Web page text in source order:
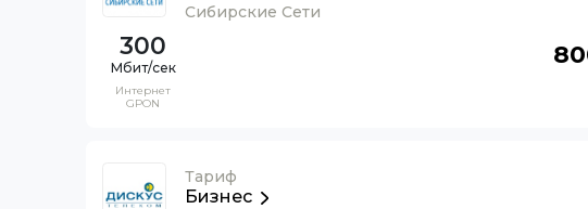
Сибирские Сети
300
Интернет
GPON
Тариф
Бизнес